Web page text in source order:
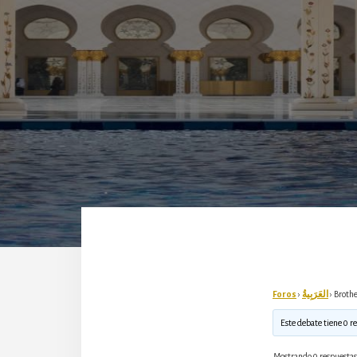
Foros › العَرَبِيةُ ›
Este debate tiene 0